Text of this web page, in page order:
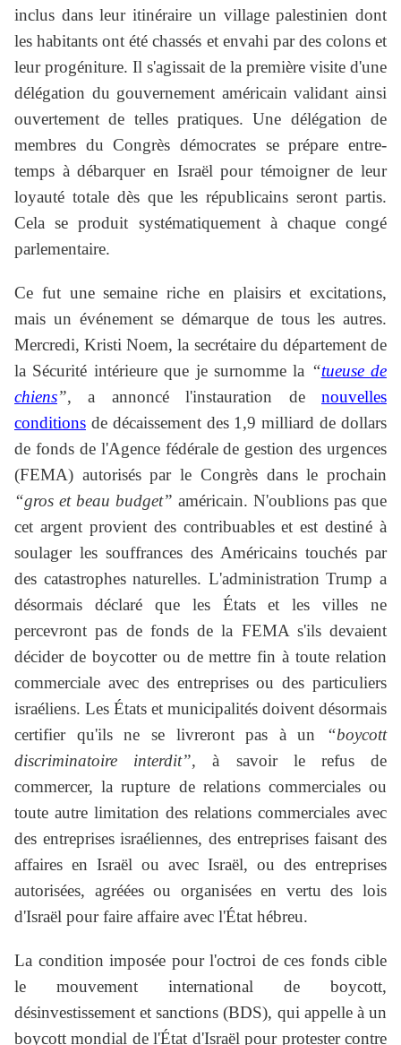
inclus dans leur itinéraire un village palestinien dont
les habitants ont été chassés et envahi par des colons et
leur progéniture. Il s'agissait de la première visite d'une
délégation du gouvernement américain validant ainsi
ouvertement de telles pratiques. Une délégation de
membres du Congrès démocrates se prépare entre-
temps à débarquer en Israël pour témoigner de leur
loyauté totale dès que les républicains seront partis.
Cela se produit systématiquement à chaque congé
parlementaire.
Ce fut une semaine riche en plaisirs et excitations,
mais un événement se démarque de tous les autres.
Mercredi, Kristi Noem, la secrétaire du département de
la Sécurité intérieure que je surnomme la “tueuse de
chiens”, a annoncé l'instauration de nouvelles
conditions de décaissement des 1,9 milliard de dollars
de fonds de l'Agence fédérale de gestion des urgences
(FEMA) autorisés par le Congrès dans le prochain
“gros et beau budget” américain. N'oublions pas que
cet argent provient des contribuables et est destiné à
soulager les souffrances des Américains touchés par
des catastrophes naturelles. L'administration Trump a
désormais déclaré que les États et les villes ne
percevront pas de fonds de la FEMA s'ils devaient
décider de boycotter ou de mettre fin à toute relation
commerciale avec des entreprises ou des particuliers
israéliens. Les États et municipalités doivent désormais
certifier qu'ils ne se livreront pas à un “boycott
discriminatoire interdit”, à savoir le refus de
commercer, la rupture de relations commerciales ou
toute autre limitation des relations commerciales avec
des entreprises israéliennes, des entreprises faisant des
affaires en Israël ou avec Israël, ou des entreprises
autorisées, agréées ou organisées en vertu des lois
d'Israël pour faire affaire avec l'État hébreu.
La condition imposée pour l'octroi de ces fonds cible
le mouvement international de boycott,
désinvestissement et sanctions (BDS), qui appelle à un
boycott mondial de l'État d'Israël pour protester contre